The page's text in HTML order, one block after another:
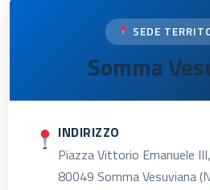
SEDE
Somma
INDIRIZZO
Piazza Vittorio Emanuele
80049 Somma Vesuviana